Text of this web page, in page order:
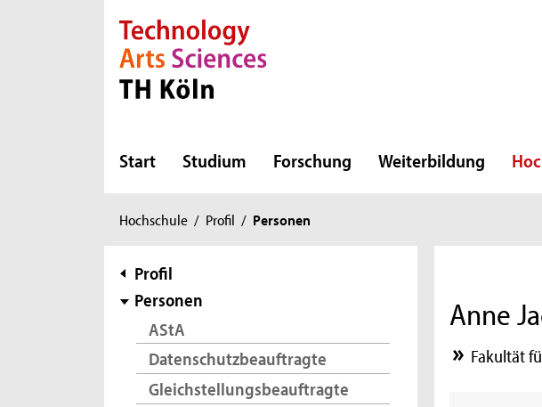
Direkt zur Hauptnavigation
Direkt zur Subnavigation
Direkt zum Inhalt
Direkt zum Fußbereich
Start Studium Forschung Weiterbildung
Sie
hier:
Hochschule / Profil / Personen
Subnavigation
Profil
Personen
AStA
Datenschutzbeauftragte
Gleichstellungsbeauftragte
Anne
Fakultät